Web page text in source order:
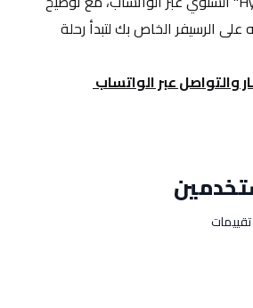
والتواصل عبر الواتساب